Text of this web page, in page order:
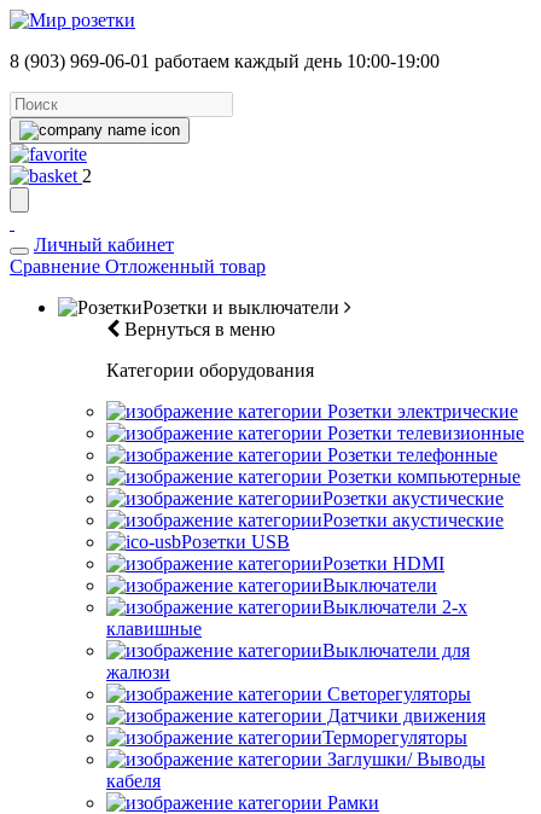
8 (903) 969-06-01 работаем каждый день 10:00-19:00
2
Личный кабинет
Сравнение Отложенный товар
Розетки и выключатели
Вернуться в меню
Категории оборудования
Розетки электрические
Розетки телевизионные
Розетки телефонные
Розетки компьютерные
Розетки акустические
Розетки акустические
Розетки USB
Розетки HDMI
Выключатели
Выключатели 2-х
клавишные
Выключатели для
жалюзи
Светорегуляторы
Датчики движения
Терморегуляторы
Заглушки/ Выводы
кабеля
Рамки